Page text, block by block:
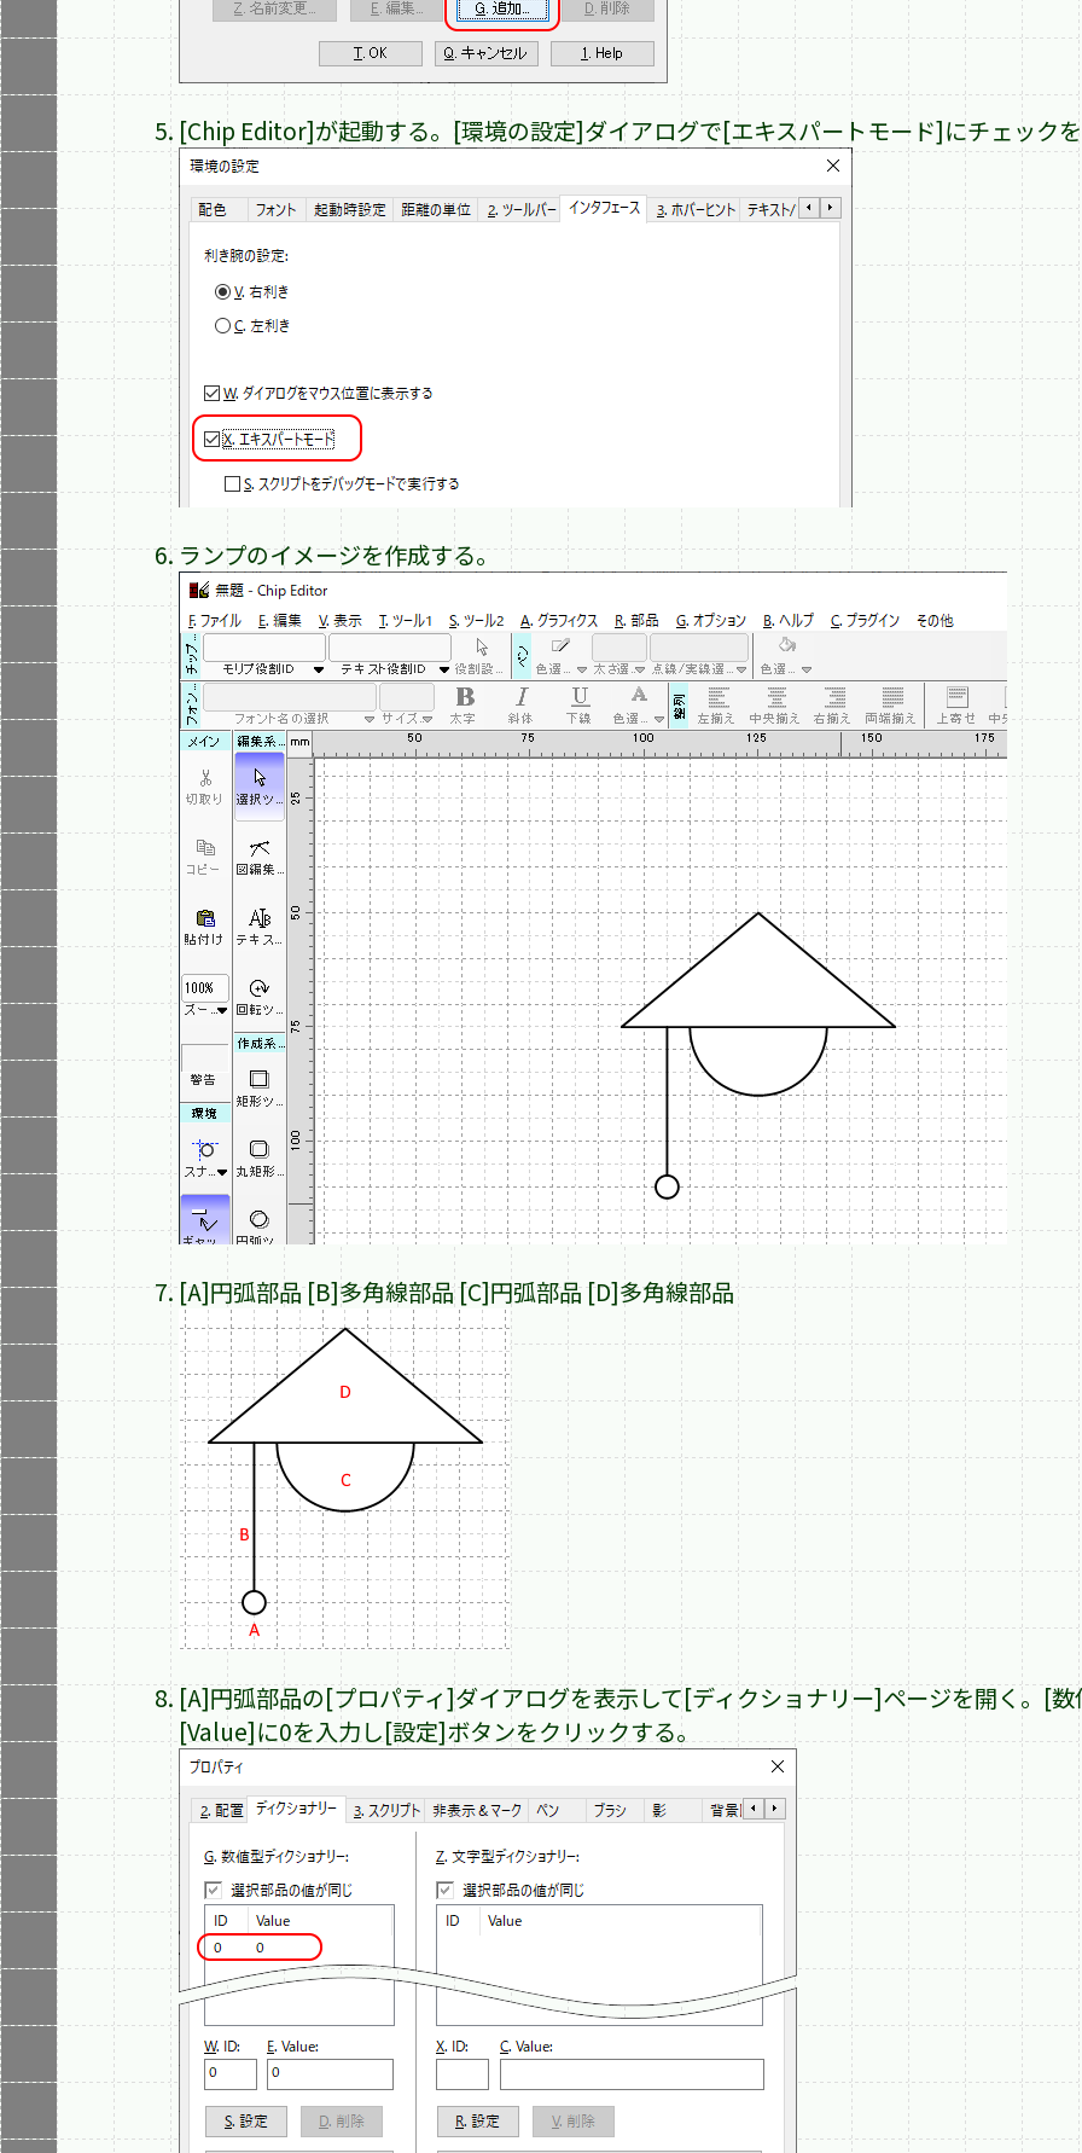
[Chip Editor]が起動する。[環境の設定]ダイアログで[エキスパートモード]にチェック
ランプのイメージを作成する。
[A]円弧部品 [B]多角線部品 [C]円弧部品 [D]多角線部品
[A]円弧部品の[プロパティ]ダイアログを表示して[ディクショナリー]ページを開く。[
[Value]に0を入力し[設定]ボタンをクリックする。